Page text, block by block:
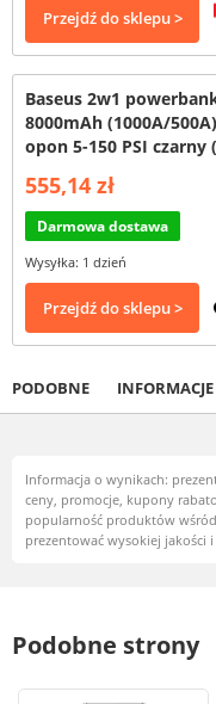
Przejdź do sklepu >
Baseus 2w1
8000mAh (1000A/
opon 5-150 PSI czarny
555,14 zł
Darmowa dostawa
Wysyłka: 1 dzień
Przejdź do sklepu >
PODOBNE INFORMACJE
Informacja o wynikach:
ceny, promocje, kupony
popularność produktów
prezentować wysokiej jakości
Podobne strony